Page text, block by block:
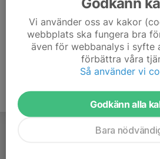
Vi använder oss av kakor
webbplats ska fungera bra
även för webbanalys i syfte
förbättra våra
Så använder vi
Godkänn alla
Bara